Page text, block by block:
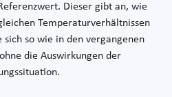
Dieser gibt an, wie
Temperaturverhältnissen
so wie in den vergangenen
die Auswirkungen der